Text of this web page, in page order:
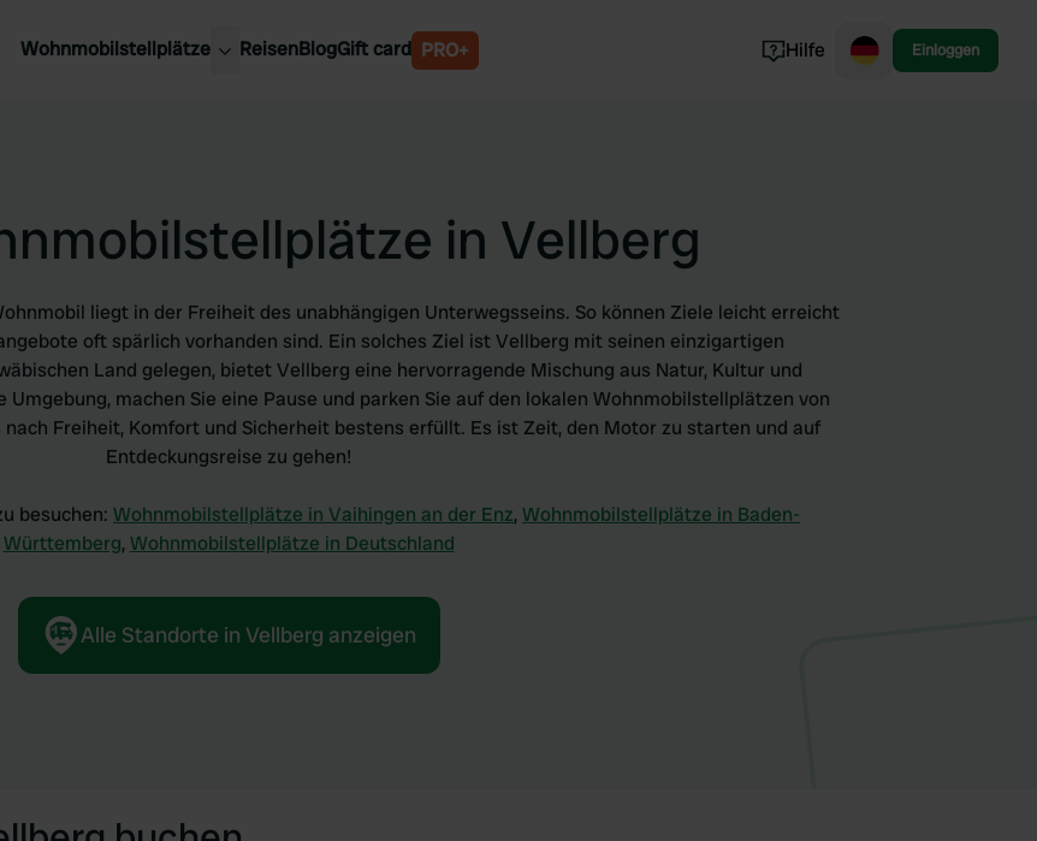
Wohnmobilstellplätze
Schweden
ReisenBlogGift card PRO+ Hilfe Einloggen
in Vellberg
liegt in der Freiheit des unabhängigen Unterwegsseins. So können Ziele leicht erreicht
oft spärlich vorhanden sind. Ein solches Ziel ist Vellberg mit seinen einzigartigen
Land gelegen, bietet Vellberg eine hervorragende Mischung aus Natur, Kultur und
machen Sie eine Pause und parken Sie auf den lokalen Wohnmobilstellplätzen von
Freiheit, Komfort und Sicherheit bestens erfüllt. Es ist Zeit, den Motor zu starten und auf
Entdeckungsreise zu gehen!
besuchen: Wohnmobilstellplätze in Vaihingen an der Enz, Wohnmobilstellplätze in Baden-
Württemberg, Wohnmobilstellplätze in Deutschland
Alle Standorte in Vellberg anzeigen